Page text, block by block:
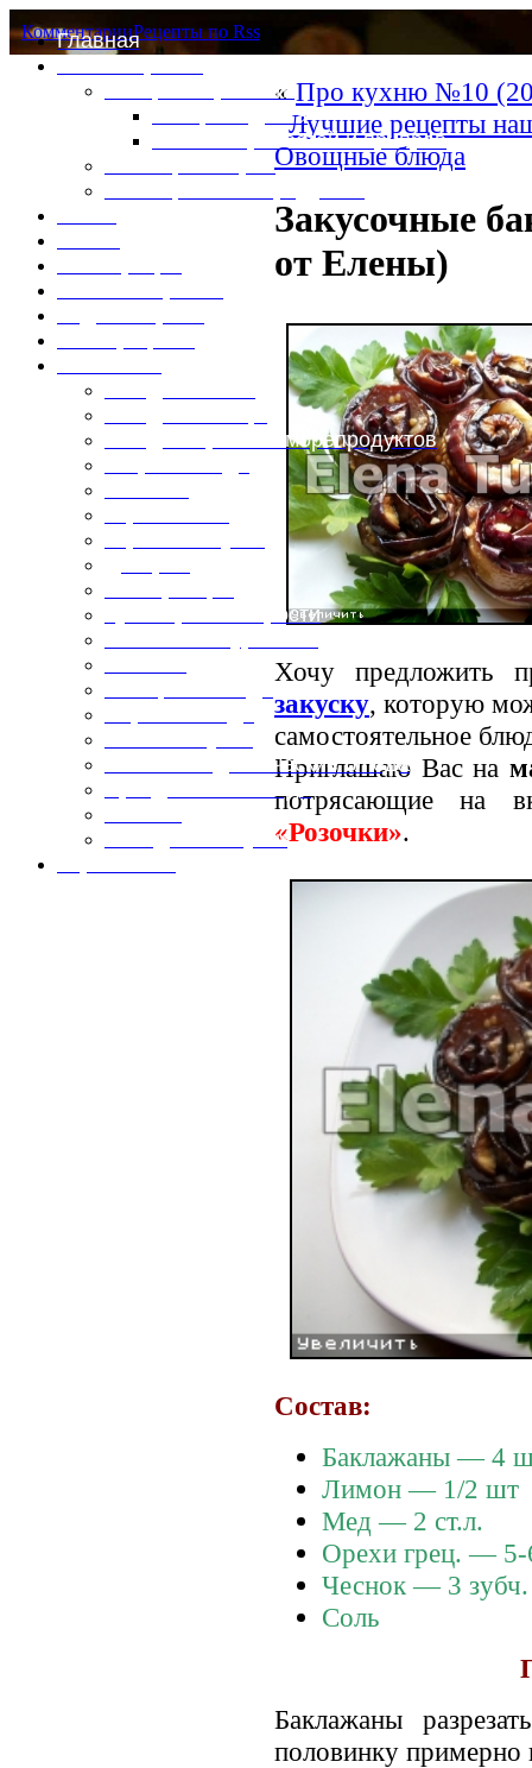
Главная
Специи и пряности
Специи и диета
Каталог пряностей и приправ
Таблица калорий
Блюда из рыбы и морепродуктов
Кулинарные хитрости
Постные и диетические блюда
Праздничные блюда
Холодные закуски
КомментарииРецепты по Rss
«Про кухню №10
Лучшие рецепты
Овощные блюда
Закусочные
от Елены)
Хочу предложить
закуску, которую
самостоятельное
Приглашаю Вас на
потрясающие
«Розочки».
Состав:
Баклажаны — 4
Лимон — 1/2 шт
Мед — 2 ст.л.
Орехи грец. —
Чеснок — 3 зубч.
Соль
Баклажаны
половинку примерно